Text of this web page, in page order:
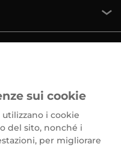
sui cookie
i cookie
del sito, nonché i
per migliorare